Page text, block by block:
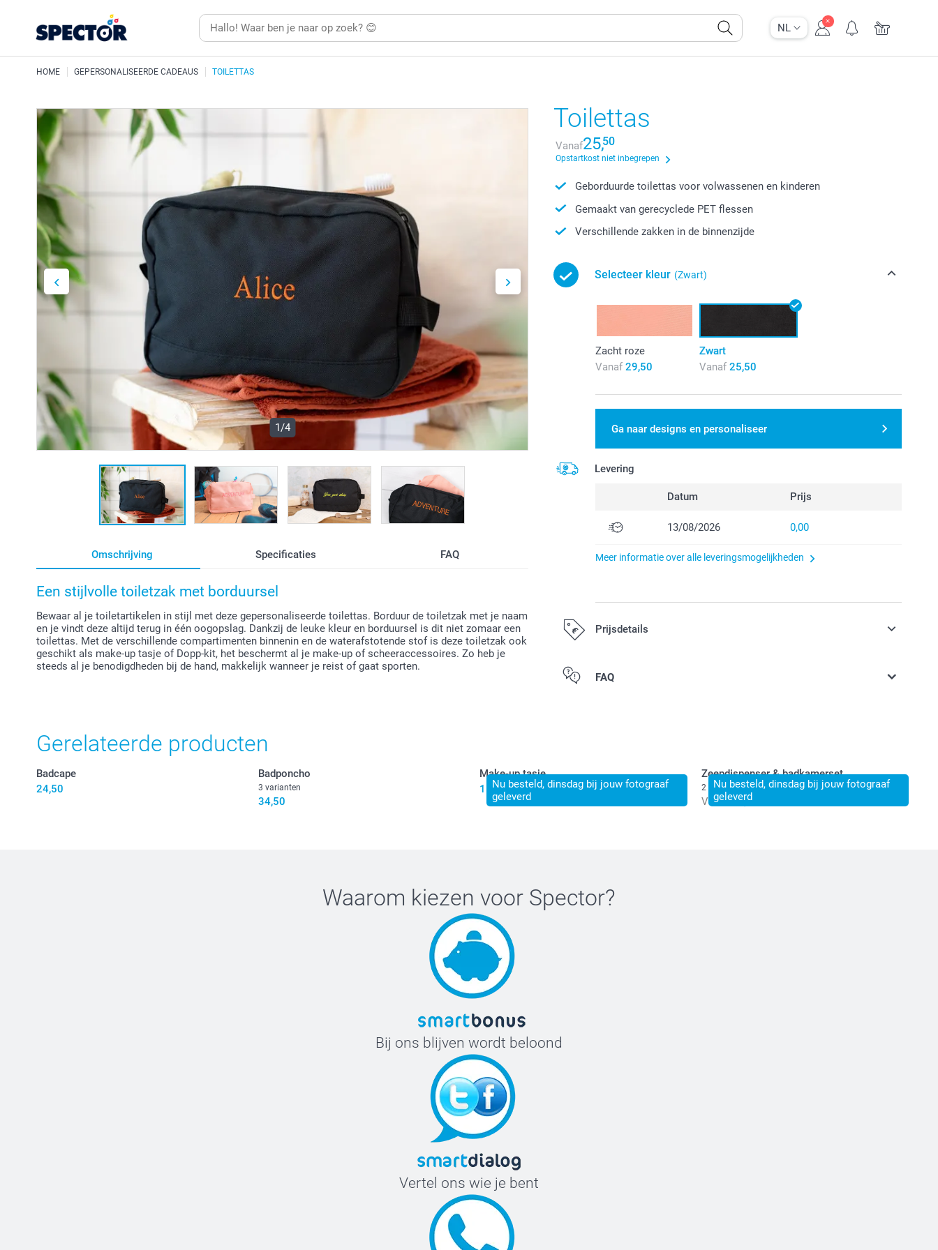
NL
HOME GEPERSONALISEERDE CADEAUS TOILETTAS
1/4
Omschrijving Specificaties FAQ
Een stijlvolle toiletzak met borduursel
Bewaar al je toiletartikelen in stijl met deze gepersonaliseerde toilettas. Borduur de toiletzak met je naam
en je vindt deze altijd terug in één oogopslag. Dankzij de leuke kleur en borduursel is dit niet zomaar een
toilettas. Met de verschillende compartimenten binnenin en de waterafstotende stof is deze toiletzak ook
geschikt als make-up tasje of Dopp-kit, het beschermt al je make-up of scheeraccessoires. Zo heb je
steeds al je benodigdheden bij de hand, makkelijk wanneer je reist of gaat sporten.
Toilettas
Vanaf25,50
Opstartkost niet inbegrepen
Geborduurde toilettas voor volwassenen en kinderen
Gemaakt van gerecyclede PET flessen
Verschillende zakken in de binnenzijde
Selecteer kleur (Zwart)
Zacht roze
Vanaf 29,50
Zwart
Vanaf 25,50
Ga naar designs en personaliseer
Levering
Datum Prijs
13/08/2026 0,00
Meer informatie over alle leveringsmogelijkheden
Prijsdetails
Alle prijzen zijn inclusief BTW
FAQ
Gerelateerde producten
Badcape
24,50
Badponcho
3 varianten
34,50
Nu besteld, dinsdag bij jouw fotograaf
geleverd
Make-up tasje
15,50
Nu besteld, dinsdag bij jouw fotograaf
geleverd
Zeepdispenser & badkamerset
2 varianten
Vanaf 21,50
Waarom kiezen voor Spector?
Bij ons blijven wordt beloond
Vertel ons wie je bent